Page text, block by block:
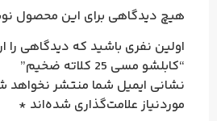
هیچ دیدگاهی برای این محصول
اولین نفری باشید که دیدگاهی را
“کابلشو مسی 25 کلاته ضخیم”
نشانی ایمیل شما منتشر نخواهد
موردنیاز علامت‌گذاری شده‌اند *